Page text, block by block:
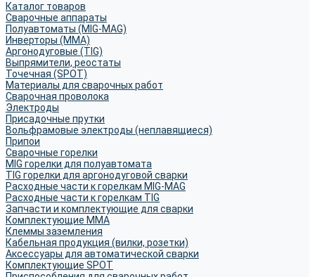
Каталог товаров
Сварочные аппараты
Полуавтоматы (MIG-MAG)
Инверторы (MMA)
Аргонодуговые (TIG)
Выпрямители, реостаты
Точечная (SPOT)
Материалы для сварочных работ
Сварочная проволока
Электроды
Присадочные прутки
Вольфрамовые электроды (неплавящиеся)
Припои
Сварочные горелки
MIG горелки для полуавтомата
TIG горелки для аргонодуговой сварки
Расходные части к горелкам MIG-MAG
Расходные части к горелкам TIG
Запчасти и комплектующие для сварки
Комплектующие ММА
Клеммы заземления
Кабельная продукция (вилки, розетки)
Аксессуары для автоматической сварки
Комплектующие SPOT